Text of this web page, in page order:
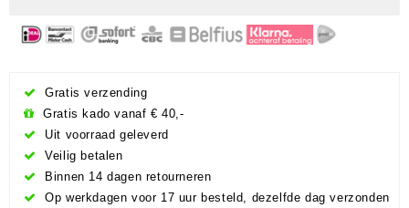
Gratis verzending
Gratis kado vanaf € 40,-
Uit voorraad geleverd
Veilig betalen
Binnen 14 dagen retourneren
Op werkdagen voor 17 uur besteld, dezelfde dag verzonden